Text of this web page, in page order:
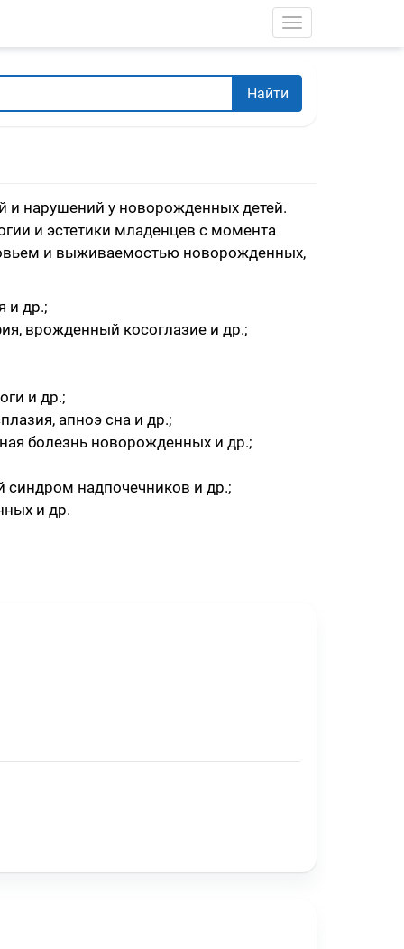
Toggle
Найти
и нарушений у новорожденных детей.
и эстетики младенцев с момента
и выживаемостью новорожденных,
и др.;
врожденный косоглазие и др.;
и др.;
апноэ сна и др.;
болезнь новорожденных и др.;
синдром надпочечников и др.;
и др.